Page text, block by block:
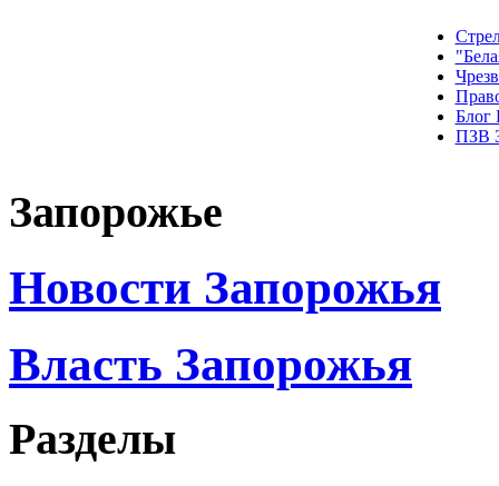
Блог
ПЗВ
Запорожье
Новости Запорожья
Власть Запорожья
Разделы